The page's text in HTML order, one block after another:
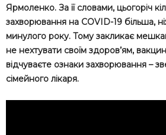
Ярмоленко. За її словами, цьогоріч
захворювання на COVID-19 більша,
минулого року. Тому закликає
не нехтувати своїм здоров’ям,
відчуваєте ознаки захворювання –
сімейного лікаря.